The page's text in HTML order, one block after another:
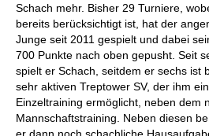
Schach mehr. Bisher 29 Turniere,
bereits berücksichtigt ist, hat der
Junge seit 2011 gespielt und dabei
700 Punkte nach oben gepusht. Seit
spielt er Schach, seitdem er sechs ist
sehr aktiven Treptower SV, der ihm
Einzeltraining ermöglicht, neben dem
Mannschaftstraining. Neben diesen